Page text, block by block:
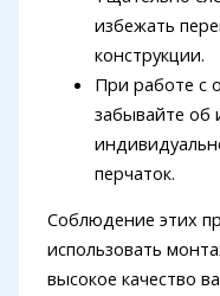
избежать
конструкции.
При работе с
забывайте об
перчаток.
Соблюдение этих
использовать
высокое качество